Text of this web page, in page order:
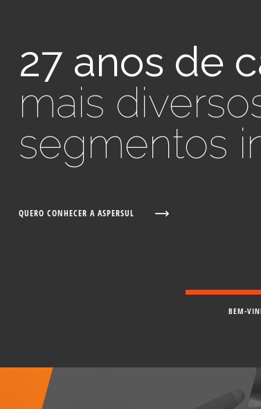
27 anos de
mais
segmentos
QUERO CONHECER A ASPERSUL
BEM-